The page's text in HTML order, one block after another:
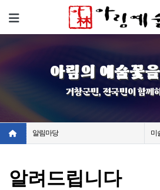
메뉴
아림의 예술꽃
거창군민, 전국민이 함께
알림마당 미
알려드립니다